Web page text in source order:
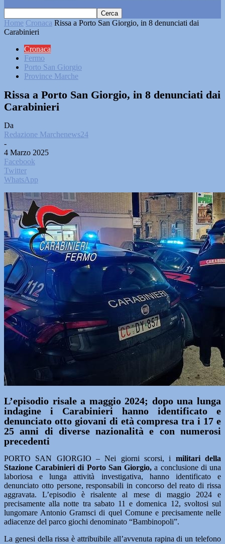
Home Cronaca Rissa a Porto San Giorgio, in 8 denunciati dai
Carabinieri
Cronaca
Fermo
Porto San Giorgio
Province Marche
Rissa a Porto San Giorgio, in 8 denunciati dai
Carabinieri
Da
Redazione Marchenews24
-
4 Marzo 2025
Facebook
Twitter
WhatsApp
L’episodio risale a maggio 2024; dopo una lunga
indagine i Carabinieri hanno identificato e
denunciato otto giovani di età compresa tra i 17 e
25 anni di diverse nazionalità e con numerosi
precedenti
PORTO SAN GIORGIO – Nei giorni scorsi, i militari della
Stazione Carabinieri di Porto San Giorgio, a conclusione di una
laboriosa e lunga attività investigativa, hanno identificato e
denunciato otto persone, responsabili in concorso del reato di rissa
aggravata. L’episodio è risalente al mese di maggio 2024 e
precisamente alla notte tra sabato 11 e domenica 12, svoltosi sul
lungomare Antonio Gramsci di quel Comune e precisamente nelle
adiacenze del parco giochi denominato “Bambinopoli”.
La genesi della rissa è attribuibile all’avvenuta rapina di un telefono